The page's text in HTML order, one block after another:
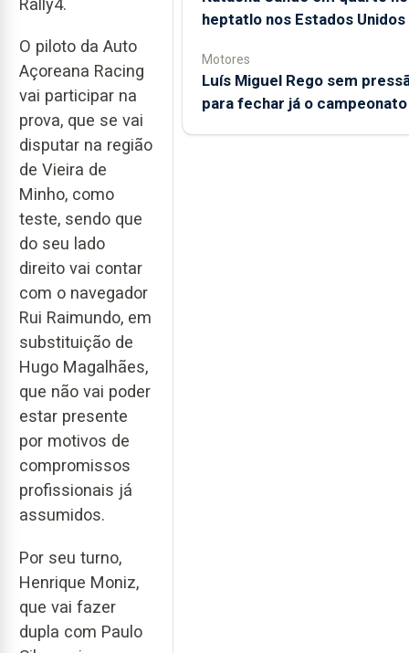
O piloto da Auto
Açoreana Racing
vai participar na
prova, que se vai
disputar na região
de Vieira de
Minho, como
teste, sendo que
do seu lado
direito vai contar
com o navegador
Rui Raimundo, em
substituição de
Hugo Magalhães,
que não vai poder
estar presente
por motivos de
compromissos
profissionais já
assumidos.
Por seu turno,
Henrique Moniz,
que vai fazer
dupla com Paulo
heptatlo nos Estados Unidos
Motores
Luís Miguel Rego sem
para fechar já o campeonato